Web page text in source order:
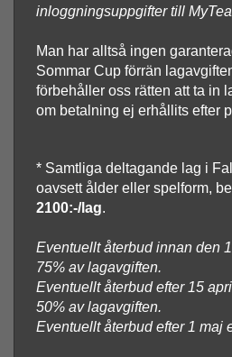
inloggningsuppgifter till
Man har alltså ingen
Sommar Cup förrän
förbehåller oss rätten att ta in
om betalning ej erhållits efter
* Samtliga deltagande lag i
oavsett ålder eller spelform,
2100:-/lag.
Eventuellt återbud innan den
75% av lagavgiften.
Eventuellt återbud efter 15
50% av lagavgiften.
Eventuellt återbud efter 1 maj